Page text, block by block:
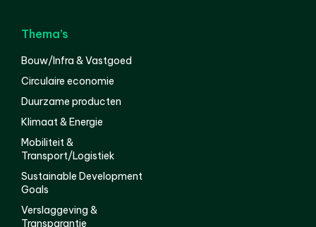
Thema’s
Bouw/Infra & Vastgoed
Circulaire economie
Duurzame producten
Klimaat & Energie
Mobiliteit &
Transport/Logistiek
Sustainable Development
Goals
Verslaggeving &
Transparantie